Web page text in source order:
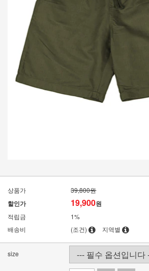
상품가 39,800원
할인가 19,900원
적립금
1%
배송비
(조건) 지역별
size